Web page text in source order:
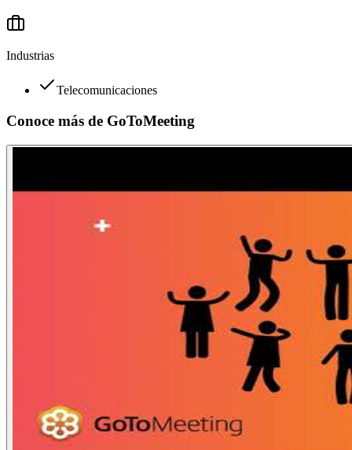
Industrias
Telecomunicaciones
Conoce más de GoToMeeting